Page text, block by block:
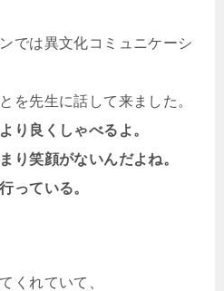
では異文化コミュニケーシ
を先生に話して来ました。
り良くしゃべるよ。
り笑顔がないんだよね。
っている。
くれていて、